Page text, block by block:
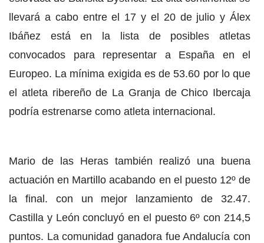
llevará a cabo entre el 17 y el 20 de julio y Álex
Ibáñez está en la lista de posibles atletas
convocados para representar a España en el
Europeo. La mínima exigida es de 53.60 por lo que
el atleta ribereño de La Granja de Chico Ibercaja
podría estrenarse como atleta internacional.
Mario de las Heras también realizó una buena
actuación en Martillo acabando en el puesto 12º de
la final. con un mejor lanzamiento de 32.47.
Castilla y León concluyó en el puesto 6º con 214,5
puntos. La comunidad ganadora fue Andalucía con